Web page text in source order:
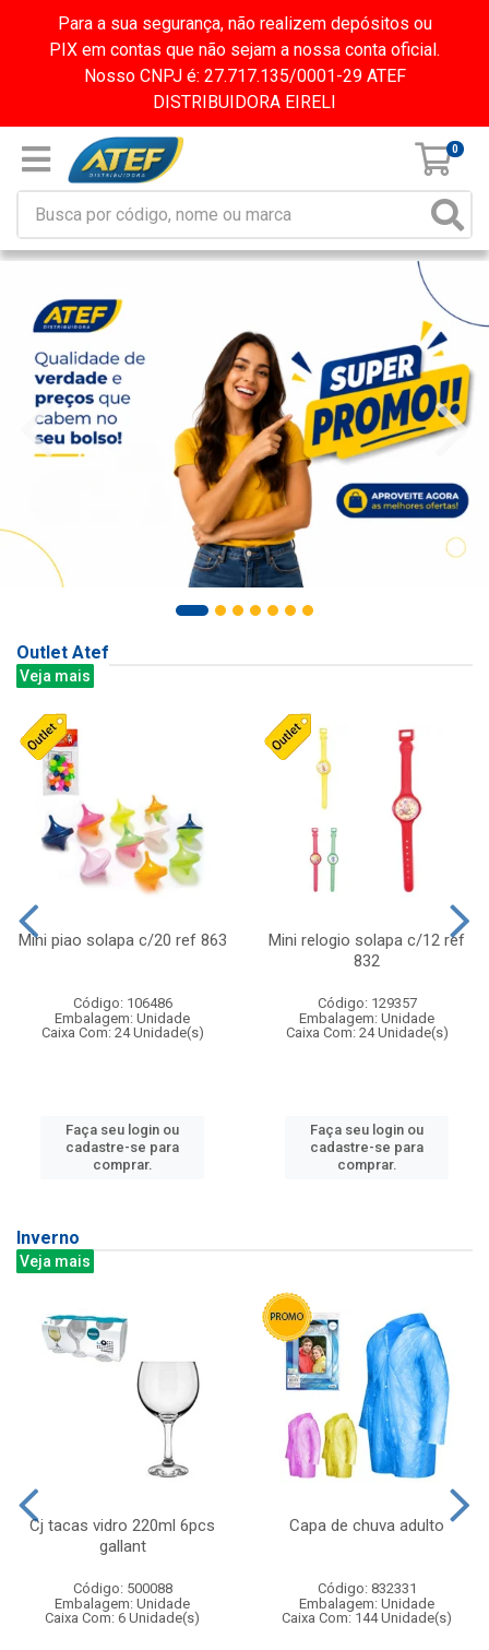
Para a sua segurança, não realizem depósitos ou
PIX em contas que não sejam a nossa conta oficial.
Nosso CNPJ é: 27.717.135/0001-29 ATEF
DISTRIBUIDORA EIRELI
0
Outlet Atef
Veja mais
Mini piao solapa c/20 ref 863
Código: 106486
Embalagem: Unidade
Caixa Com: 24 Unidade(s)
Faça seu login ou
cadastre-se para
comprar.
Mini relogio solapa c/12 ref
832
Código: 129357
Embalagem: Unidade
Caixa Com: 24 Unidade(s)
Faça seu login ou
cadastre-se para
comprar.
Inverno
Veja mais
Cj tacas vidro 220ml 6pcs
gallant
Código: 500088
Embalagem: Unidade
Caixa Com: 6 Unidade(s)
Capa de chuva adulto
Código: 832331
Embalagem: Unidade
Caixa Com: 144 Unidade(s)